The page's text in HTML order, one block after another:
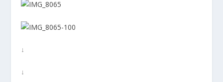
↓
↓